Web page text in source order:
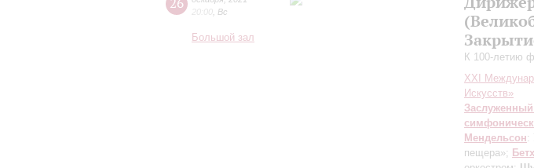
20:00 Вс
Большой зал
К 100-летию
XXI
Искусств»
Мендельсон:
пещера»;